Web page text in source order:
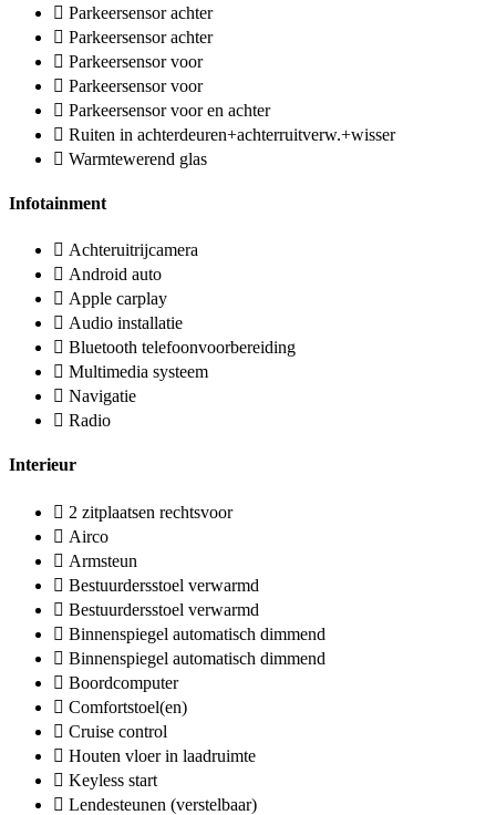
Parkeersensor achter
Parkeersensor achter
Parkeersensor voor
Parkeersensor voor
Parkeersensor voor en achter
Ruiten in achterdeuren+achterruitverw.+wisser
Warmtewerend glas
Infotainment
Achteruitrijcamera
Android auto
Apple carplay
Audio installatie
Bluetooth telefoonvoorbereiding
Multimedia systeem
Navigatie
Radio
Interieur
2 zitplaatsen rechtsvoor
Airco
Armsteun
Bestuurdersstoel verwarmd
Bestuurdersstoel verwarmd
Binnenspiegel automatisch dimmend
Binnenspiegel automatisch dimmend
Boordcomputer
Comfortstoel(en)
Cruise control
Houten vloer in laadruimte
Keyless start
Lendesteunen (verstelbaar)